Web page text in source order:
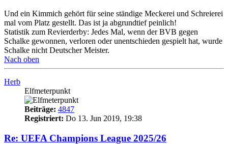
Und ein Kimmich gehört für seine ständige Meckerei und Schreierei
mal vom Platz gestellt. Das ist ja abgrundtief peinlich!
Statistik zum Revierderby: Jedes Mal, wenn der BVB gegen
Schalke gewonnen, verloren oder unentschieden gespielt hat, wurde
Schalke nicht Deutscher Meister.
Nach oben
Herb
Elfmeterpunkt
Beiträge: 4847
Registriert: Do 13. Jun 2019, 19:38
Re: UEFA Champions League 2025/26